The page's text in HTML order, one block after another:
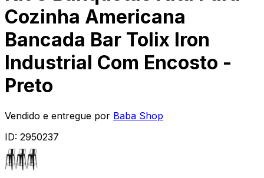
Cozinha Americana
Bancada Bar Tolix Iron
Industrial Com Encosto -
Preto
Vendido e entregue por Baba Shop
ID: 2950237